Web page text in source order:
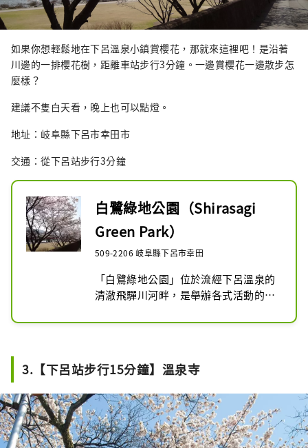
如果你想輕鬆地在下呂溫泉小鎮賞櫻花，那就來這裡吧！是沿著
川邊的一排櫻花樹，距離車站步行3分鐘。一邊賞櫻花一邊散步怎
麼樣？
建議不隻白天看，晚上也可以點燈。
地址：岐阜縣下呂市幸田市
交通：從下呂站步行3分鐘
白鷺綠地公園（Shirasagi
Green Park）
509-2206 岐阜縣下呂市幸田
「白鷺綠地公園」位於流經下呂溫泉的
清澈飛驒川河畔，是舉辦各式活動的場
夏季與冬季音樂煙火秀的絕佳地點而聞
中度過悠閒時光。
櫻花盛開的季節，園區內還會舉行夜間
點燈活動，營造浪漫氛圍。
3.【下呂站步行15分鐘】溫泉寺